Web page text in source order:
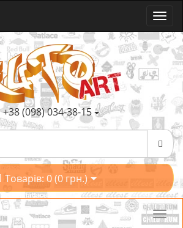
+38 (098) 034-38-15
Товарів: 0 (0 грн.)